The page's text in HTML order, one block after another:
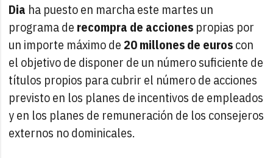
Dia ha puesto en marcha este martes un
programa de recompra de acciones propias por
un importe máximo de20 millones de euroscon
el objetivo de disponer de un número suficiente de
títulos propios para cubrir el número de acciones
previsto en los planes de incentivos de empleados
y en los planes de remuneración de los consejeros
externos no dominicales.